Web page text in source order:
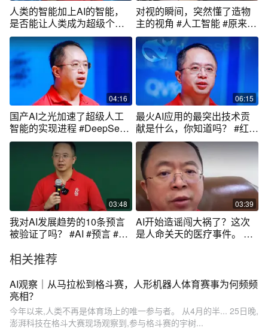
人类的智能加上AI的智能，
是否能让人类成为超级个体
呢？ #大咖观察 #红衣聊AI #
人工智能
对视的瞬间，突然懂了造物
主的视角 #人工智能 #原来机
器人能看懂镜子里的自己 #AI
在抖音
04:16
国产AI之光加速了超级人工
智能的实现进程 #DeepSeek
#红衣聊AI #大咖观察
06:15
最火AI应用的最突出技术贡
献是什么，你知道吗？ #红衣
聊AI #大咖观察 #周鸿祎
03:48
我对AI发展趋势的10条预言
被验证了吗？ #AI #预言 #大
03:39
AI开始造谣闯大祸了？这次
是人命关天的医疗事件。 大
相关推荐
AI观察｜从马拉松到格斗赛，人形机器人体育赛事为何频频
亮相？
今年以来,人类不再是体育场上的唯一参与者。 从4月的半... 25日晚,
澎湃科技在格斗大赛现场观察到,参与格斗赛的宇树...